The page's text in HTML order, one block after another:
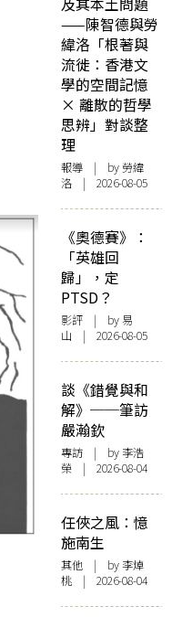
及其本土問題
——陳智德與勞
緯洛「根著與
流徙：香港文
學的空間記憶
× 離散的哲學
思辨」對談整
理
報導 | by 勞緯
洛 | 2026-08-05
《奧德賽》：
「英雄回
歸」，定
PTSD？
影評 | by 易
山 | 2026-08-05
談《錯覺與和
解》──筆訪
嚴瀚欽
專訪 | by 李浩
榮 | 2026-08-04
任俠之風：憶
施南生
其他 | by 李焯
桃 | 2026-08-04